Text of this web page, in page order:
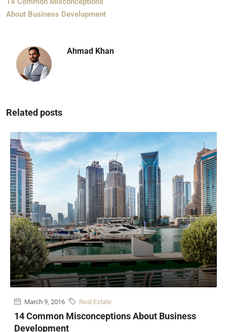
About Business Development
Ahmad Khan
Related posts
March 9, 2016 Real Estate
14 Common Misconceptions About Business
Development